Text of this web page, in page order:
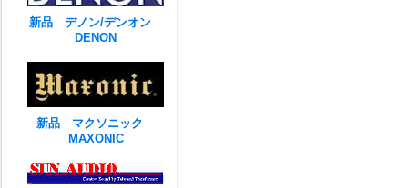
新品 デノン/デンオン
DENON
新品 マクソニック
MAXONIC